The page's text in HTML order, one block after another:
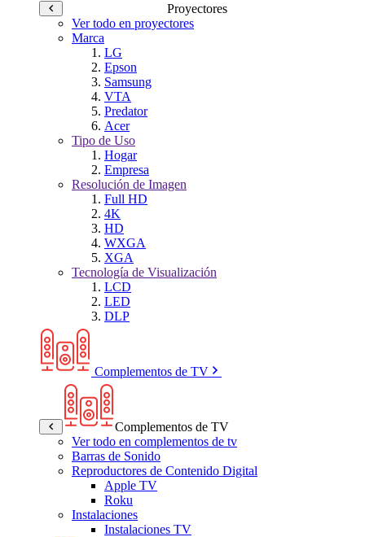
Proyectores
Ver todo en proyectores
Marca
LG
Epson
Samsung
VTA
Predator
Acer
Tipo de Uso
Hogar
Empresa
Resolución de Imagen
Full HD
4K
HD
WXGA
XGA
Tecnología de Visualización
LCD
LED
DLP
Complementos de TV
Complementos de TV
Ver todo en complementos de tv
Barras de Sonido
Reproductores de Contenido Digital
Apple TV
Roku
Instalaciones
Instalaciones TV